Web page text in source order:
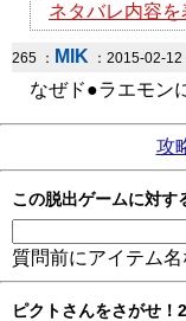
ネタバレ内容を
265 ： MIK ：2015-02-
なぜド●ラエモン
攻
この脱出ゲームに対す
質問前にアイテム
ピクトさんをさがせ